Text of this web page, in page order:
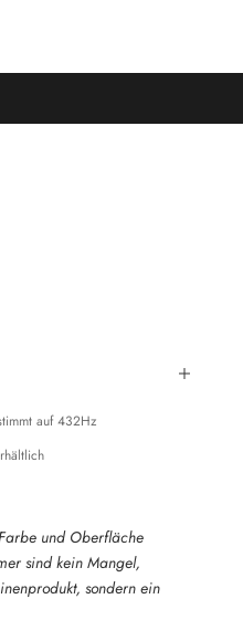
auf 432Hz
und Oberfläche
sind kein Mangel,
sondern ein